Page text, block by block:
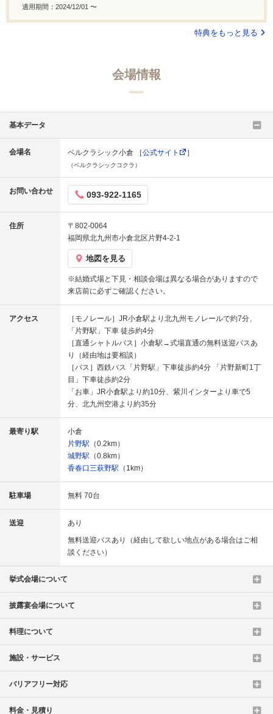
適用期間：2024/12/01 〜
特典をもっと見る
会場情報
基本データ
会場名 ベルクラシック小倉 ［公式サイト ］
（ベルクラシックコクラ）
お問い合わせ 093-922-1165
住所
〒802-0064
福岡県北九州市小倉北区片野4-2-1
地図を見る
※結婚式場と下見・相談会場は異なる場合がありますので
来店前に必ずご確認ください。
アクセス
［モノレール］JR小倉駅より北九州モノレールで約7分、
「片野駅」下車 徒歩約4分
［直通シャトルバス］小倉駅→式場直通の無料送迎バスあ
り（経由地は要相談）
［バス］西鉄バス「片野駅」下車徒歩約4分 「片野新町1丁
目」下車徒歩約2分
「お車」JR小倉駅より約10分、紫川インターより車で5
分、北九州空港より約35分
最寄り駅
小倉
片野駅 （0.2km）
城野駅 （0.8km）
香春口三萩野駅 （1km）
駐車場 無料 70台
送迎
あり
無料送迎バスあり（経由して欲しい地点がある場合はご相
談ください）
挙式会場について
披露宴会場について
料理について
施設・サービス
バリアフリー対応
料金・見積り